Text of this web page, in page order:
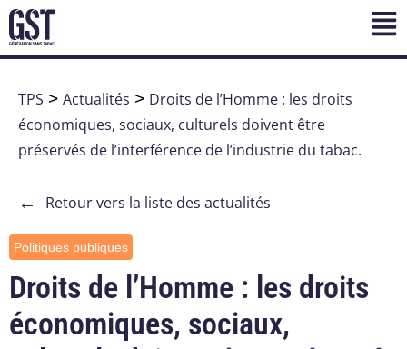
TPS > Actualités > Droits de l’Homme : les droits
économiques, sociaux, culturels doivent être
préservés de l’interférence de l’industrie du tabac.
← Retour vers la liste des actualités
Politiques publiques
Droits de l’Homme : les droits
économiques, sociaux,